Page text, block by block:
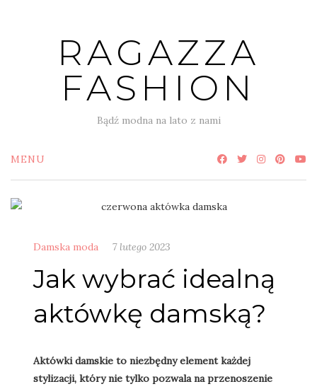
RAGAZZA
FASHION
Bądź modna na lato z nami
MENU
Damska moda 7 lutego 2023
Jak wybrać idealną
aktówkę damską?
Aktówki damskie to niezbędny element każdej
stylizacji, który nie tylko pozwala na przenoszenie